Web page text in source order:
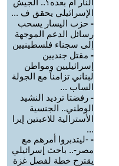
النار أم بعده؟.. الجيش
الإسرائيلي يحقق ف ...
- حزب اليسار يسحب
رسائل الدعم الموجهة
إلى سجناء فلسطينيين
- مقتل جنديين
إسرائيليين ومواطن
لبناني تزامناً مع الجولة
الساب ...
- رفضتا ترديد النشيد
الوطني.. الجنسية
الأسترالية للاعبتين إيرا
...
- -ليتدبروا أمرهم مع
مصر-.. باحث إسرائيلي
يقترح خطة لفصل غزة